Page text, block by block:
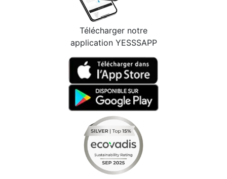
Télécharger notre
application YESSSAPP